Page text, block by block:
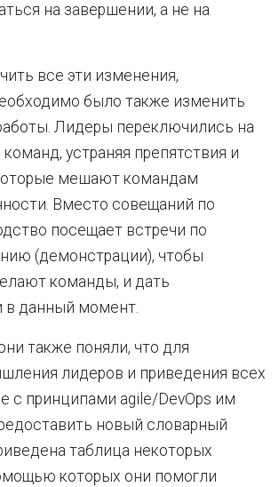
на завершении, а не на
все эти изменения,
было также изменить
Лидеры переключились на
устраняя препятствия и
мешают командам
Вместо совещаний по
посещает встречи по
(демонстрации), чтобы
команды, и дать
в данный момент.
также поняли, что для
лидеров и приведения всех
с принципами agile/DevOps им
новый словарный
таблица некоторых
которых они помогли